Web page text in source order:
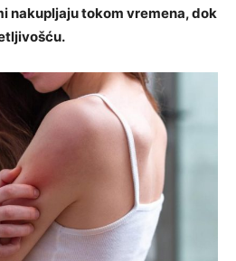
nakupljaju tokom vremena, dok